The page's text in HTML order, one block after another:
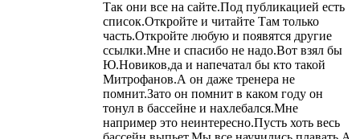
Так они все на сайте.Под публикацией есть
список.Откройте и читайте Там только
часть.Откройте любую и появятся другие
ссылки.Мне и спасибо не надо.Вот взял бы
Ю.Новиков,да и напечатал бы кто такой
Митрофанов.А он даже тренера не
помнит.Зато он помнит в каком году он
тонул в бассейне и нахлебался.Мне
например это неинтересно.Пусть хоть весь